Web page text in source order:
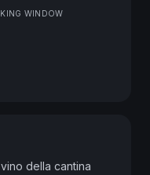
WINDOW
della cantina